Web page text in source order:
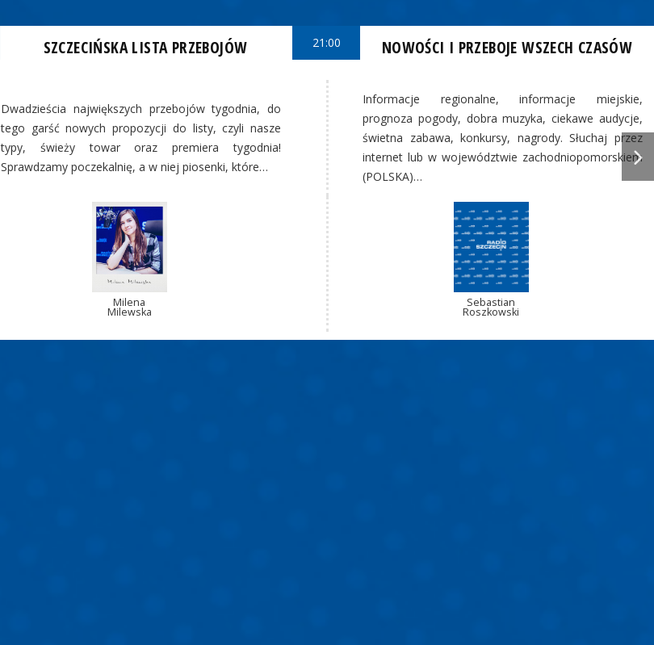
SZCZECIŃSKA LISTA PRZEBOJÓW
Dwadzieścia największych przebojów tygodnia, do
tego garść nowych propozycji do listy, czyli nasze
typy, świeży towar oraz premiera tygodnia!
Sprawdzamy poczekalnię, a w niej piosenki, które…
Milena
Milewska
21:00 NOWOŚCI I PRZEBOJE WSZECH CZASÓW
Informacje regionalne, informacje miejskie,
prognoza pogody, dobra muzyka, ciekawe audycje,
świetna zabawa, konkursy, nagrody. Słuchaj przez
internet lub w województwie zachodniopomorskiem
(POLSKA)…
Sebastian
Roszkowski